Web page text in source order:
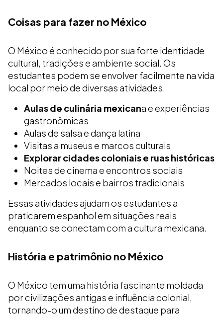
Coisas para fazer no México
O México é conhecido por sua forte identidade
cultural, tradições e ambiente social. Os
estudantes podem se envolver facilmente na vida
local por meio de diversas atividades.
Aulas de culinária mexicana e experiências
gastronômicas
Aulas de salsa e dança latina
Visitas a museus e marcos culturais
Explorar cidades coloniais e ruas históricas
Noites de cinema e encontros sociais
Mercados locais e bairros tradicionais
Essas atividades ajudam os estudantes a
praticarem espanhol em situações reais
enquanto se conectam com a cultura mexicana.
História e patrimônio no México
O México tem uma história fascinante moldada
por civilizações antigas e influência colonial,
tornando-o um destino de destaque para